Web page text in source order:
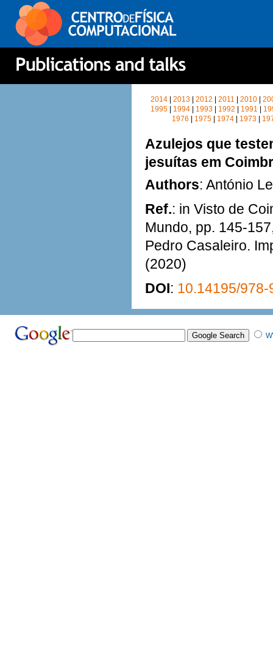
2014 |2013 |2012 |2011 |2010 |
1995| 1994| 1993| 1992 1991
1976
1975 1974 1973
Azulejos que
jesuítas em
Authors: António
Ref.: in Visto de
Mundo, pp. 145-
Pedro Casaleiro.
(2020)
DOI: 10.14195/